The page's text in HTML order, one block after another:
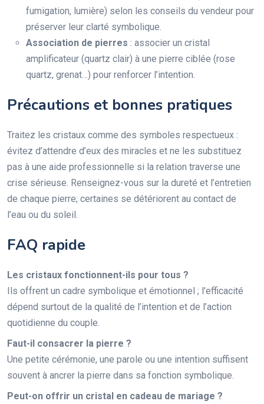
fumigation, lumière) selon les conseils du vendeur pour
préserver leur clarté symbolique.
Association de pierres : associer un cristal
amplificateur (quartz clair) à une pierre ciblée (rose
quartz, grenat…) pour renforcer l’intention.
Précautions et bonnes pratiques
Traitez les cristaux comme des symboles respectueux :
évitez d’attendre d’eux des miracles et ne les substituez
pas à une aide professionnelle si la relation traverse une
crise sérieuse. Renseignez-vous sur la dureté et l’entretien
de chaque pierre; certaines se détériorent au contact de
l’eau ou du soleil.
FAQ rapide
Les cristaux fonctionnent-ils pour tous ?
Ils offrent un cadre symbolique et émotionnel ; l’efficacité
dépend surtout de la qualité de l’intention et de l’action
quotidienne du couple.
Faut-il consacrer la pierre ?
Une petite cérémonie, une parole ou une intention suffisent
souvent à ancrer la pierre dans sa fonction symbolique.
Peut-on offrir un cristal en cadeau de mariage ?